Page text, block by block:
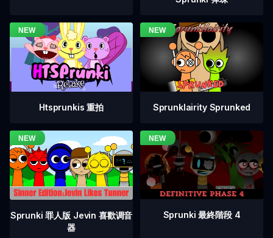
Htsprunkis 重拍 Sprunklairity Sprunked
Sprunki 罪人版 Jevin 喜歡调音
器
Sprunki 最終階段 4